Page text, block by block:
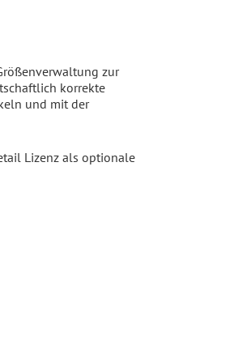
zur
korrekte
und mit der
Lizenz als optionale